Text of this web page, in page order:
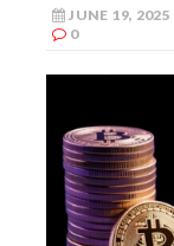
JUNE 19, 2025
0